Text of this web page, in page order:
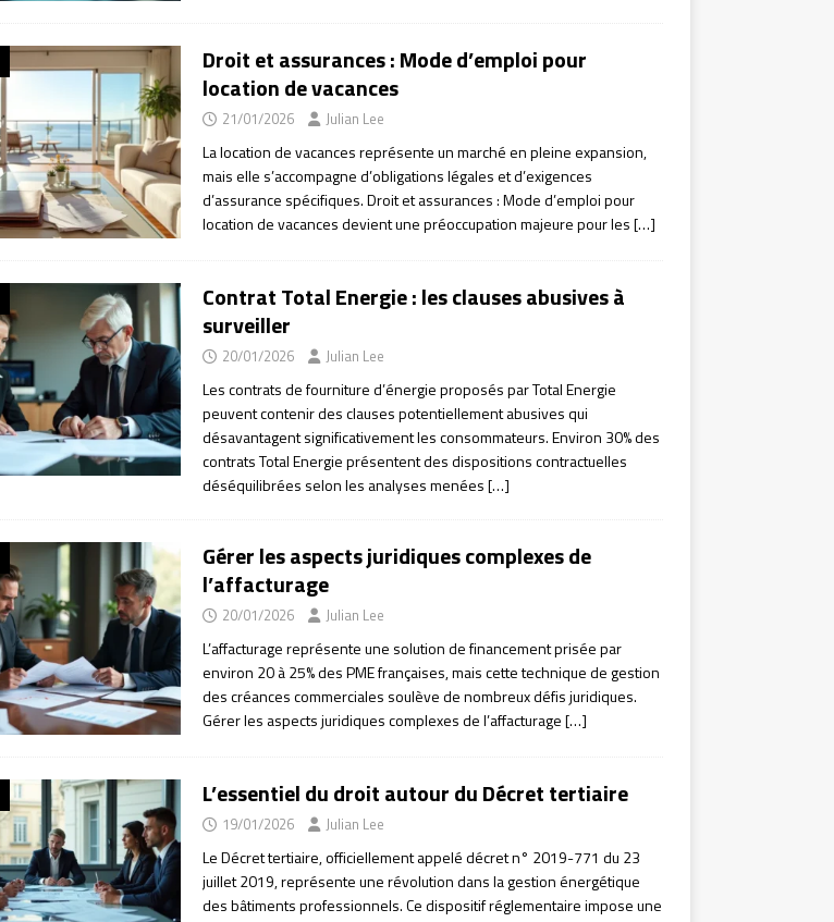
Droit et assurances : Mode d’emploi pour
location de vacances
21/01/2026 Julian Lee
La location de vacances représente un marché en pleine expansion,
mais elle s’accompagne d’obligations légales et d’exigences
d’assurance spécifiques. Droit et assurances : Mode d’emploi pour
location de vacances devient une préoccupation majeure pour les[…]
Contrat Total Energie : les clauses abusives à
surveiller
20/01/2026 Julian Lee
Les contrats de fourniture d’énergie proposés par Total Energie
peuvent contenir des clauses potentiellement abusives qui
désavantagent significativement les consommateurs. Environ 30% des
contrats Total Energie présentent des dispositions contractuelles
déséquilibrées selon les analyses menées[…]
Gérer les aspects juridiques complexes de
l’affacturage
20/01/2026 Julian Lee
L’affacturage représente une solution de financement prisée par
environ 20 à 25% des PME françaises, mais cette technique de gestion
des créances commerciales soulève de nombreux défis juridiques.
Gérer les aspects juridiques complexes de l’affacturage[…]
L’essentiel du droit autour du Décret tertiaire
19/01/2026 Julian Lee
Le Décret tertiaire, officiellement appelé décret n° 2019-771 du 23
juillet 2019, représente une révolution dans la gestion énergétique
des bâtiments professionnels. Ce dispositif réglementaire impose une